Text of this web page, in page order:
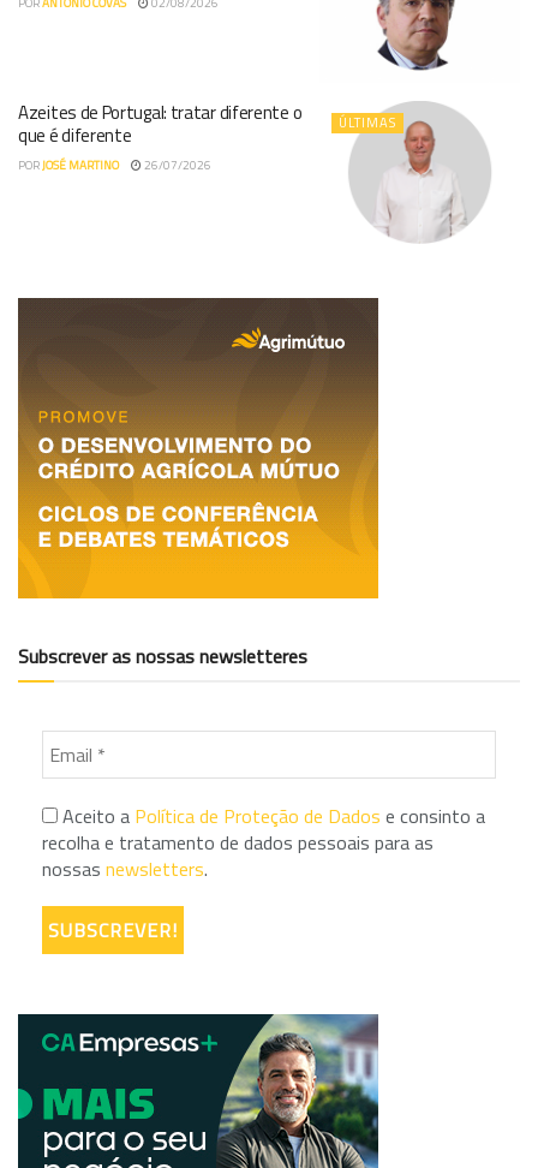
ÚLTIMAS
Azeites de Portugal: tratar diferente o
que é diferente
PORJOSÉ MARTINO 26/07/2026
Subscrever as nossas newsletteres
Aceito a Política de Proteção de Dados e consinto a
recolha e tratamento de dados pessoais para as
nossas newsletters.